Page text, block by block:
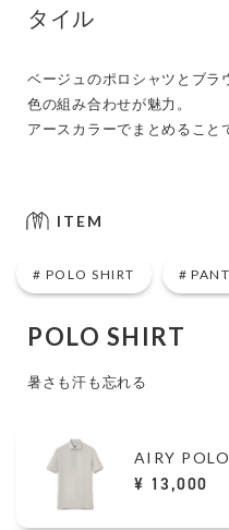
タイル
ベージュのポロシャツとブラ
色の組み合わせが魅力。
アースカラーでまとめること
ITEM
POLO SHIRT
POLO SHIRT
暑さも汗も忘れる
AIRY POLO
¥ 13,000